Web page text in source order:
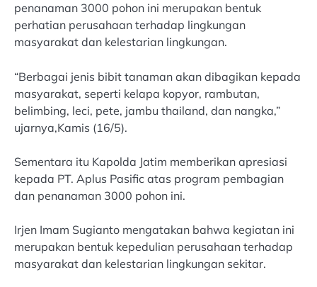
penanaman 3000 pohon ini merupakan bentuk
perhatian perusahaan terhadap lingkungan
masyarakat dan kelestarian lingkungan.
“Berbagai jenis bibit tanaman akan dibagikan kepada
masyarakat, seperti kelapa kopyor, rambutan,
belimbing, leci, pete, jambu thailand, dan nangka,”
ujarnya,Kamis (16/5).
Sementara itu Kapolda Jatim memberikan apresiasi
kepada PT. Aplus Pasific atas program pembagian
dan penanaman 3000 pohon ini.
Irjen Imam Sugianto mengatakan bahwa kegiatan ini
merupakan bentuk kepedulian perusahaan terhadap
masyarakat dan kelestarian lingkungan sekitar.